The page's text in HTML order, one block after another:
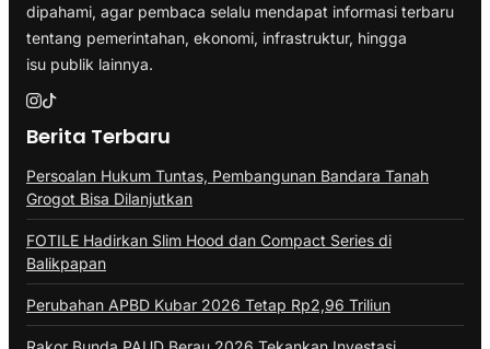
dipahami, agar pembaca selalu mendapat informasi terbaru
tentang pemerintahan, ekonomi, infrastruktur, hingga
isu publik lainnya.
Berita Terbaru
Persoalan Hukum Tuntas, Pembangunan Bandara Tanah
Grogot Bisa Dilanjutkan
FOTILE Hadirkan Slim Hood dan Compact Series di
Balikpapan
Perubahan APBD Kubar 2026 Tetap Rp2,96 Triliun